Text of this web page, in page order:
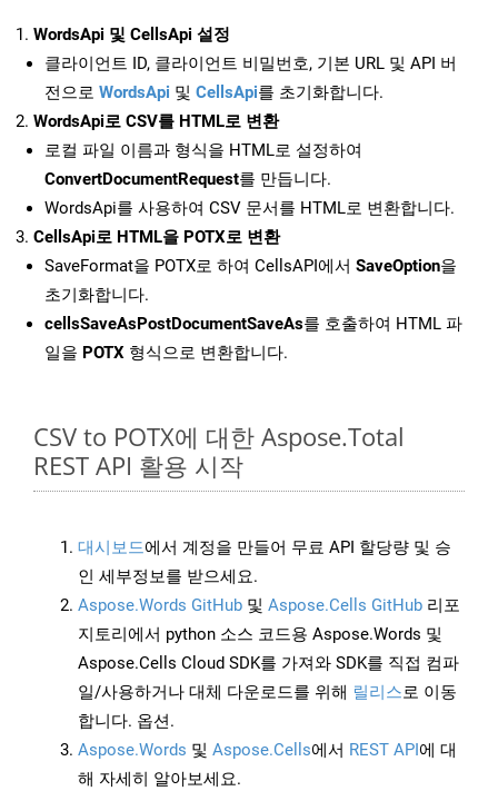
WordsApi 및 CellsApi 설정
클라이언트 ID, 클라이언트 비밀번호, 기본 URL 및 API 버
전으로 WordsApi 및 CellsApi를 초기화합니다.
WordsApi로 CSV를 HTML로 변환
로컬 파일 이름과 형식을 HTML로 설정하여
ConvertDocumentRequest를 만듭니다.
WordsApi를 사용하여 CSV 문서를 HTML로 변환합니다.
CellsApi로 HTML을 POTX로 변환
SaveFormat을 POTX로 하여 CellsAPI에서 SaveOption을
초기화합니다.
cellsSaveAsPostDocumentSaveAs를 호출하여 HTML 파
일을 POTX 형식으로 변환합니다.
CSV to POTX에 대한 Aspose.Total
REST API 활용 시작
대시보드에서 계정을 만들어 무료 API 할당량 및 승
인 세부정보를 받으세요.
Aspose.Words GitHub 및 Aspose.Cells GitHub 리포
지토리에서 python 소스 코드용 Aspose.Words 및
Aspose.Cells Cloud SDK를 가져와 SDK를 직접 컴파
일/사용하거나 대체 다운로드를 위해 릴리스로 이동
합니다. 옵션.
Aspose.Words 및 Aspose.Cells에서 REST API에 대
해 자세히 알아보세요.